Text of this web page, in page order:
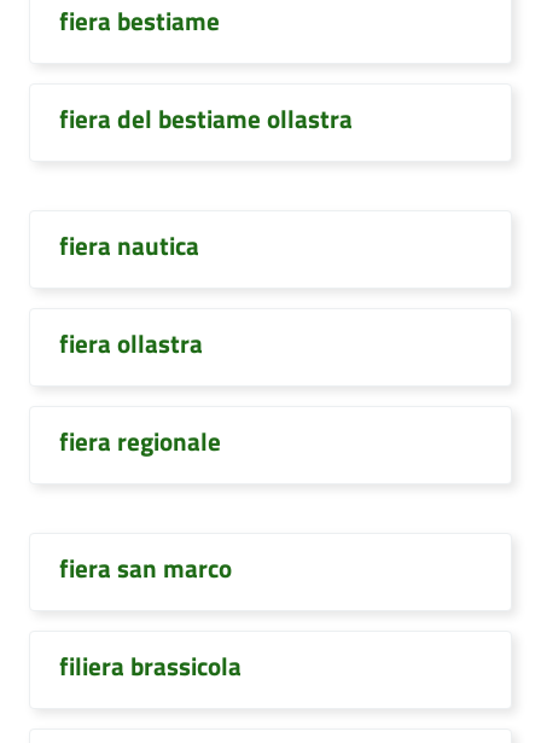
fiera bestiame
fiera del bestiame ollastra
fiera nautica
fiera ollastra
fiera regionale
fiera san marco
filiera brassicola